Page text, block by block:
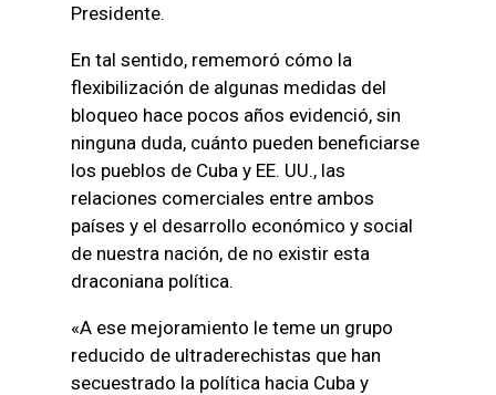
Presidente.
En tal sentido, rememoró cómo la
flexibilización de algunas medidas del
bloqueo hace pocos años evidenció, sin
ninguna duda, cuánto pueden beneficiarse
los pueblos de Cuba y EE. UU., las
relaciones comerciales entre ambos
países y el desarrollo económico y social
de nuestra nación, de no existir esta
draconiana política.
«A ese mejoramiento le teme un grupo
reducido de ultraderechistas que han
secuestrado la política hacia Cuba y